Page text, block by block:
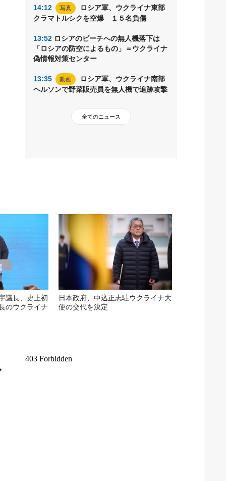
14:12 写真
ロシア軍、ウクライナ東部
クラマトルシクを空爆 １５名負傷
13:52 ロシアのビーチへの無人機落下は
「ロシアの防空によるもの」＝ウクライナ
偽情報対策センター
13:35 動画
ロシア軍、ウクライナ南部
ヘルソンで野菜販売員を無人機で追跡攻撃
全てのニュース
議長、史上初
のウクライナ
日本政府、中込正志駐ウクライナ大
使の交代を決定